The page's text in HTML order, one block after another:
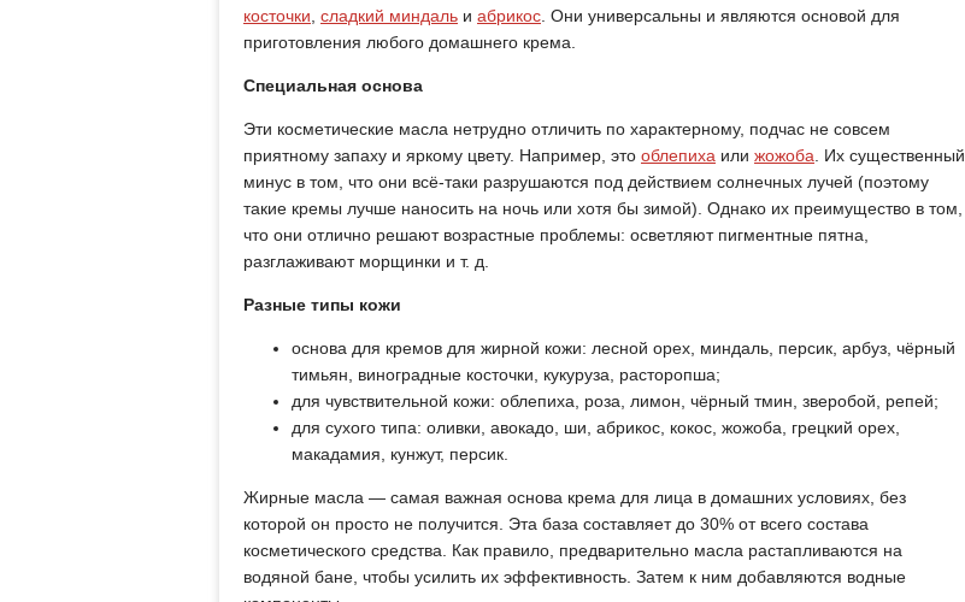
косточки сладкий миндаль и абрикос . Они универсальны и являются основой для
приготовления любого домашнего крема.
Специальная основа
Эти косметические масла нетрудно отличить по характерному, подчас не совсем
приятному запаху и яркому цвету. Например, это облепиха или жожоба . Их существенный
минус в том, что они всё-таки разрушаются под действием солнечных лучей (поэтому
такие кремы лучше наносить на ночь или хотя бы зимой). Однако их преимущество в том,
что они отлично решают возрастные проблемы: осветляют пигментные пятна,
разглаживают морщинки и т. д.
Разные типы кожи
основа для кремов для жирной кожи: лесной орех, миндаль, персик, арбуз, чёрный
тимьян, виноградные косточки, кукуруза, расторопша;
для чувствительной кожи: облепиха, роза, лимон, чёрный тмин, зверобой, репей;
для сухого типа: оливки, авокадо, ши, абрикос, кокос, жожоба, грецкий орех,
макадамия, кунжут, персик.
Жирные масла — самая важная основа крема для лица в домашних условиях, без
которой он просто не получится. Эта база составляет до 30% от всего состава
косметического средства. Как правило, предварительно масла растапливаются на
водяной бане, чтобы усилить их эффективность. Затем к ним добавляются водные